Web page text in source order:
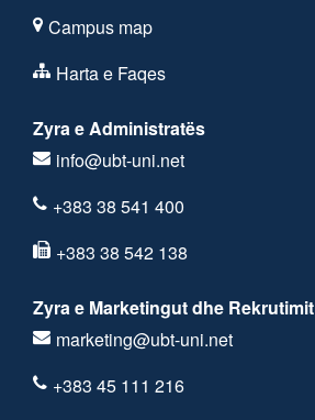
Campus map
Harta e Faqes
Zyra e Administratës
info@ubt-uni.net
+383 38 541 400
+383 38 542 138
Zyra e Marketingut dhe Rekrutimit
marketing@ubt-uni.net
+383 45 111 216